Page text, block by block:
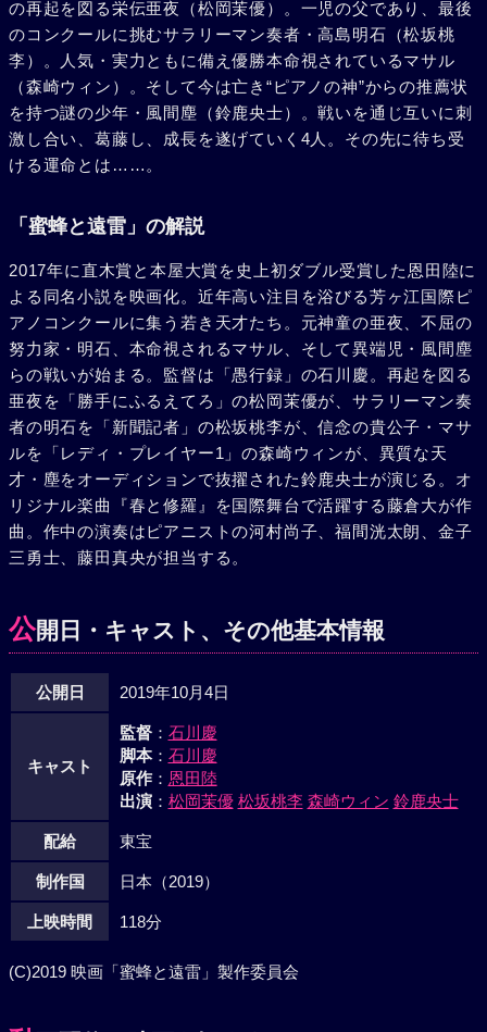
の再起を図る栄伝亜夜（松岡茉優）。一児の父であり、最後
のコンクールに挑むサラリーマン奏者・高島明石（松坂桃
李）。人気・実力ともに備え優勝本命視されているマサル
（森崎ウィン）。そして今は亡き“ピアノの神”からの推薦状
を持つ謎の少年・風間塵（鈴鹿央士）。戦いを通じ互いに刺
激し合い、葛藤し、成長を遂げていく4人。その先に待ち受
ける運命とは……。
「蜜蜂と遠雷」の解説
2017年に直木賞と本屋大賞を史上初ダブル受賞した恩田陸に
よる同名小説を映画化。近年高い注目を浴びる芳ヶ江国際ピ
アノコンクールに集う若き天才たち。元神童の亜夜、不屈の
努力家・明石、本命視されるマサル、そして異端児・風間塵
らの戦いが始まる。監督は「愚行録」の石川慶。再起を図る
亜夜を「勝手にふるえてろ」の松岡茉優が、サラリーマン奏
者の明石を「新聞記者」の松坂桃李が、信念の貴公子・マサ
ルを「レディ・プレイヤー1」の森崎ウィンが、異質な天
才・塵をオーディションで抜擢された鈴鹿央士が演じる。オ
リジナル楽曲『春と修羅』を国際舞台で活躍する藤倉大が作
曲。作中の演奏はピアニストの河村尚子、福間洸太朗、金子
三勇士、藤田真央が担当する。
公開日・キャスト、その他基本情報
公開日 2019年10月4日
キャスト
監督： 石川慶
脚本： 石川慶
原作： 恩田陸
出演： 松岡茉優 松坂桃李 森崎ウィン 鈴鹿央士
配給 東宝
制作国 日本（2019）
上映時間 118分
(C)2019 映画「蜜蜂と遠雷」製作委員会